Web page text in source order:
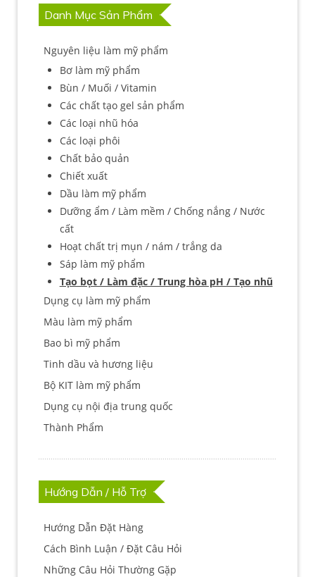
Danh Mục Sản Phẩm
Nguyên liệu làm mỹ phẩm
Bơ làm mỹ phẩm
Bùn / Muối / Vitamin
Các chất tạo gel sản phẩm
Các loại nhũ hóa
Các loại phôi
Chất bảo quản
Chiết xuất
Dầu làm mỹ phẩm
Dưỡng ẩm / Làm mềm / Chống nắng / Nước
cất
Hoạt chất trị mụn / nám / trắng da
Sáp làm mỹ phẩm
Tạo bọt / Làm đặc / Trung hòa pH / Tạo nhũ
Dụng cụ làm mỹ phẩm
Màu làm mỹ phẩm
Bao bì mỹ phẩm
Tinh dầu và hương liệu
Bộ KIT làm mỹ phẩm
Dụng cụ nội địa trung quốc
Thành Phẩm
Hướng Dẫn / Hỗ Trợ
Hướng Dẫn Đặt Hàng
Cách Bình Luận / Đặt Câu Hỏi
Những Câu Hỏi Thường Gặp